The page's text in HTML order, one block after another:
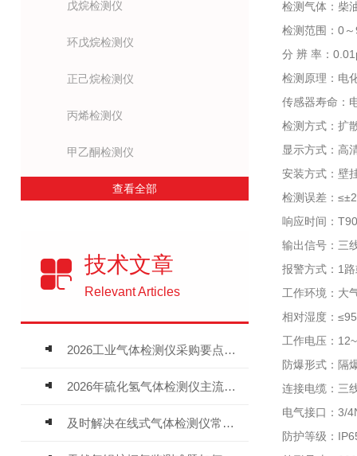
戊烷检测仪
环戊烷检测仪
正己烷检测仪
丙烯检测仪
甲乙酮检测仪
查看全部
技术文章
Relevant Articles
2026工业气体检测仪采购要点：如何分辨固定式、复合、泵吸式检测仪优劣
2026年硫化氢气体检测仪主流品牌盘点及选型硬性要求
及时解决在线式气体检测仪常见问题有助于保障人员安全
检测气体：柴
检测范围：0
分 辨 率：
检测原理：电
传感器寿命：
检测方式：扩
显示方式：高
安装方式：壁
检测误差：
响应时间：
输出信号：三
报警方式：1
工作环境：大
相对湿度：
工作电压：
防爆形式：隔
连接电缆：三
电气接口：3/
防护等级：